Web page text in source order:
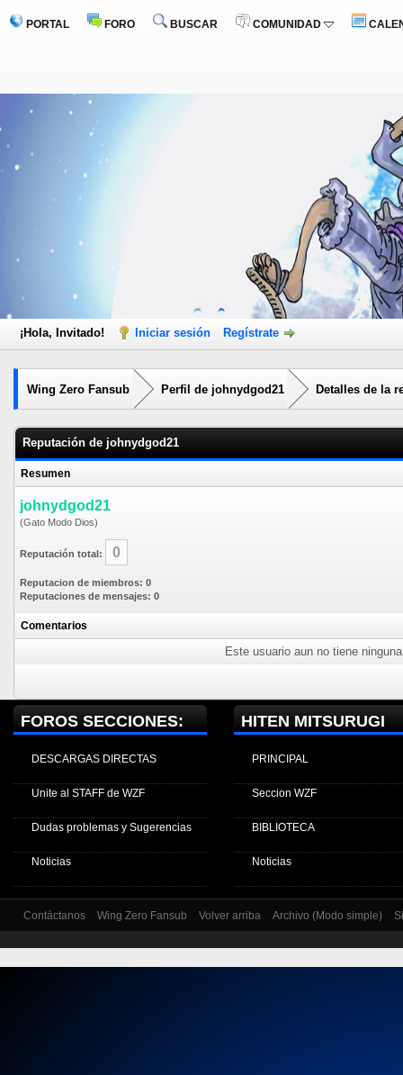
PORTAL FORO BUSCAR COMUNIDAD
¡Hola, Invitado! Iniciar sesión Regístrate
Wing Zero Fansub Perfil de johnydgod21 Detalles de la
Reputación de johnydgod21
Resumen
johnydgod21
(Gato Modo Dios)
Reputación total: 0
Reputacion de miembros: 0
Reputaciones de mensajes: 0
Comentarios
Este usuario aun no tiene
FOROS SECCIONES:
DESCARGAS DIRECTAS
Unite al STAFF de WZF
Dudas problemas y Sugerencias
Noticias
HITEN MITSURUGI
PRINCIPAL
Seccion WZF
BIBLIOTECA
Noticias
Contáctanos Wing Zero Fansub Volver arriba Archivo (Modo simple)